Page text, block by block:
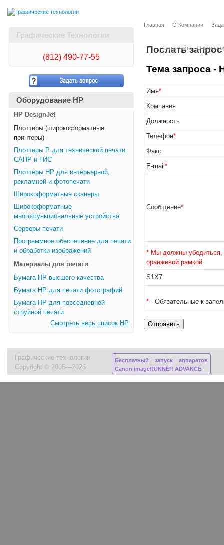
Карта сайта О
Графические Технологии
(812) 490-77-55
Оборудование HP
HP DesignJet
Плоттеры (широкоформатные
принтеры)
Плоттеры Р для технической печати
САПР и ГИС
Плоттеры НР для интерьерной,
рекламной и фотопечати
Широкоформатные сканеры
Широкоформатные
многофункциональные устройства
Серверы печати
Программное обеспечение для печати
и обработки изображений
Материалы для печати
Бумага HP высшего качества
Бумага HP для печати фотографий
Бумага HP для повседневной
струйной печати
Смотреть весь список HP
Главная О Компании
Послать
Тема запроса -
Имя*
Компания
Должность
Телефон*
Факс
E-mail *
Сообщение*
* Мы должны убедиться,
оранжевой рамкой
S1X7
* - Обязательные к
Графические технологии
Copyright © 2005—2026
Бесплатный запуск аппаратов
Canon imageRUNNER ADVANCE